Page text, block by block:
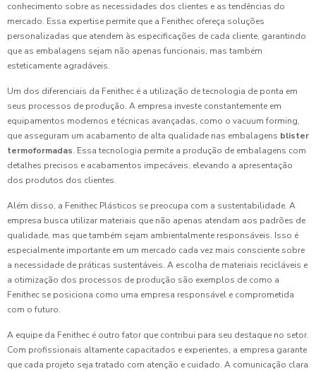
conhecimento sobre as necessidades dos clientes e as tendências do
mercado. Essa expertise permite que a Fenithec ofereça soluções
personalizadas que atendem às especificações de cada cliente, garantindo
que as embalagens sejam não apenas funcionais, mas também
esteticamente agradáveis.
Um dos diferenciais da Fenithec é a utilização de tecnologia de ponta em
seus processos de produção. A empresa investe constantemente em
equipamentos modernos e técnicas avançadas, como o vacuum forming,
que asseguram um acabamento de alta qualidade nas embalagens blister
termoformadas. Essa tecnologia permite a produção de embalagens com
detalhes precisos e acabamentos impecáveis, elevando a apresentação
dos produtos dos clientes.
Além disso, a Fenithec Plásticos se preocupa com a sustentabilidade. A
empresa busca utilizar materiais que não apenas atendam aos padrões de
qualidade, mas que também sejam ambientalmente responsáveis. Isso é
especialmente importante em um mercado cada vez mais consciente sobre
a necessidade de práticas sustentáveis. A escolha de materiais recicláveis e
a otimização dos processos de produção são exemplos de como a
Fenithec se posiciona como uma empresa responsável e comprometida
com o futuro.
A equipe da Fenithec é outro fator que contribui para seu destaque no setor.
Com profissionais altamente capacitados e experientes, a empresa garante
que cada projeto seja tratado com atenção e cuidado. A comunicação clara